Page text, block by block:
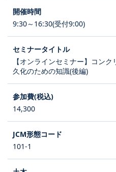
9:30～16:30(受付9:00)
【オンラインセミナー】コン
久化のための知識(後編)
14,300
101-1